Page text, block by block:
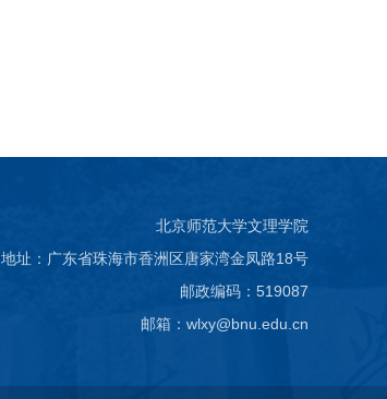
北京师范大学文理学院
地址：广东省珠海市香洲区唐家湾金凤路18号
邮政编码：519087
邮箱：wlxy@bnu.edu.cn